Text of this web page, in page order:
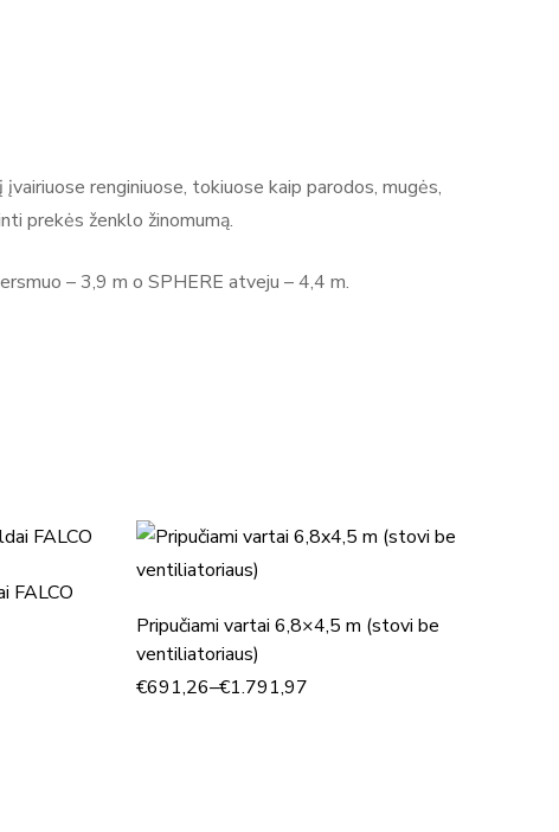
renginiuose, tokiuose kaip parodos, mugės,
prekės ženklo žinomumą.
– 3,9 m o SPHERE atveju – 4,4 m.
FALCO
Pripučiami vartai 6,8×4,5 m (stovi be
ventiliatoriaus)
€691,26–€1.791,97